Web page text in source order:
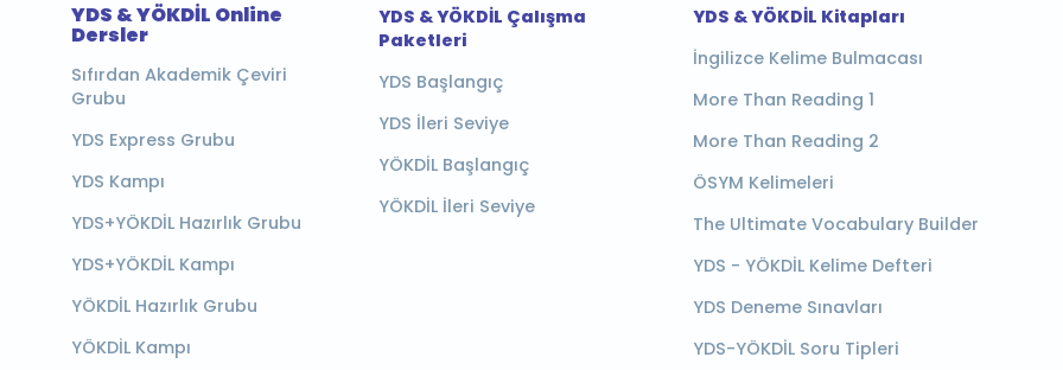
YDS & YÖKDİL Online
Dersler
Sıfırdan Akademik Çeviri
Grubu
YDS Express Grubu
YDS Kampı
YDS+YÖKDİL Hazırlık Grubu
YDS+YÖKDİL Kampı
YÖKDİL Hazırlık Grubu
YÖKDİL Kampı
YDS & YÖKDİL Çalışma
Paketleri
YDS Başlangıç
YDS İleri Seviye
YÖKDİL Başlangıç
YÖKDİL İleri Seviye
YDS & YÖKDİL Kitapları
İngilizce Kelime Bulmacası
More Than Reading 1
More Than Reading 2
ÖSYM Kelimeleri
The Ultimate Vocabulary Builder
YDS - YÖKDİL Kelime Defteri
YDS Deneme Sınavları
YDS-YÖKDİL Soru Tipleri